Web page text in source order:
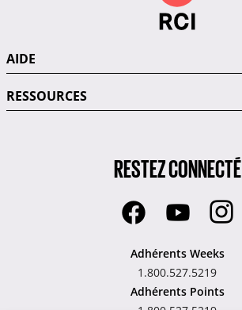
AIDE
RESSOURCES
RESTEZ CONNECTÉ
Adhérents Weeks
1.800.527.5219
Adhérents Points